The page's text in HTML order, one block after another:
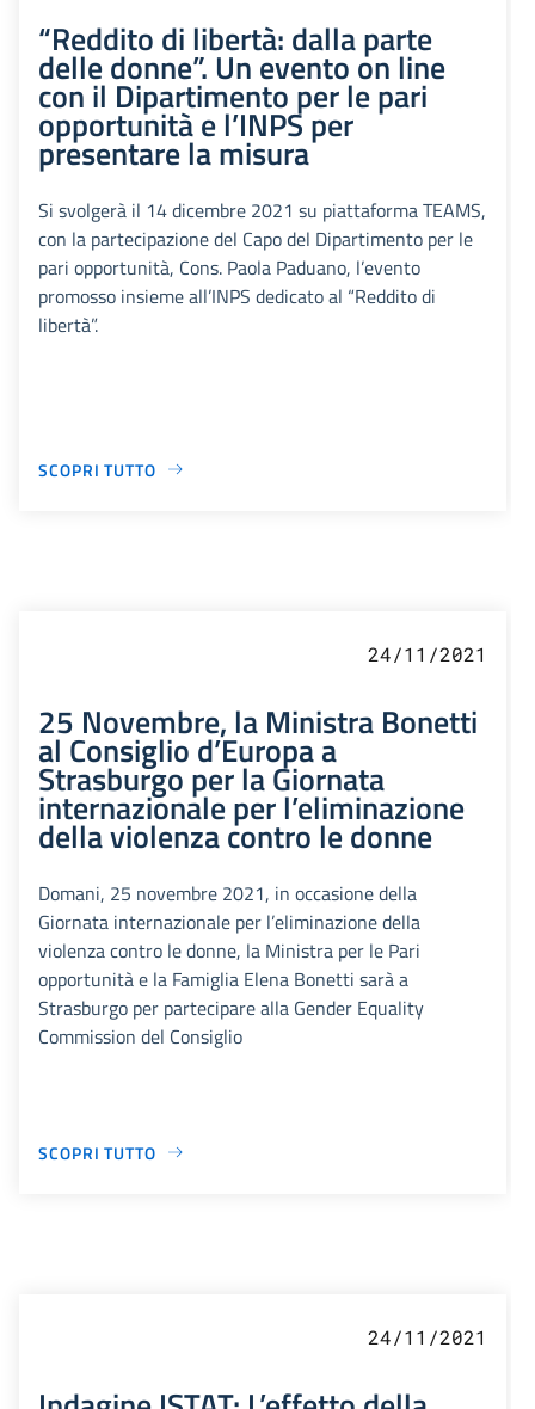
“Reddito di libertà: dalla parte
delle donne”. Un evento on line
con il Dipartimento per le pari
opportunità e l’INPS per
presentare la misura
Si svolgerà il 14 dicembre 2021 su piattaforma TEAMS,
con la partecipazione del Capo del Dipartimento per le
pari opportunità, Cons. Paola Paduano, l’evento
promosso insieme all’INPS dedicato al “Reddito di
libertà”.
SCOPRI TUTTO
24/11/2021
25 Novembre, la Ministra Bonetti
al Consiglio d’Europa a
Strasburgo per la Giornata
internazionale per l’eliminazione
della violenza contro le donne
Domani, 25 novembre 2021, in occasione della
Giornata internazionale per l’eliminazione della
violenza contro le donne, la Ministra per le Pari
opportunità e la Famiglia Elena Bonetti sarà a
Strasburgo per partecipare alla Gender Equality
Commission del Consiglio
SCOPRI TUTTO
24/11/2021